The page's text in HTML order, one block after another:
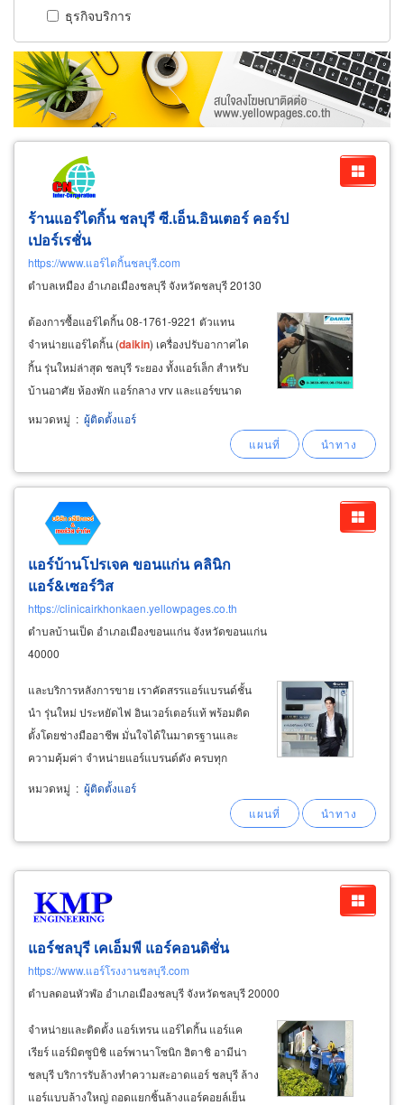
ธุรกิจบริการ
ร้านแอร์ไดกิ้น ชลบุรี ซี.เอ็น.อินเตอร์ คอร์ป
เปอร์เรชั่น
https://www.แอร์ไดกิ้นชลบุรี.com
ตำบลเหมือง อำเภอเมืองชลบุรี จังหวัดชลบุรี 20130
ต้องการซื้อแอร์ไดกิ้น 08-1761-9221 ตัวแทน
จำหน่ายแอร์ไดกิ้น (daikin) เครื่องปรับอากาศได
กิ้น รุ่นใหม่ล่าสุด ชลบุรี ระยอง ทั้งแอร์เล็ก สำหรับ
บ้านอาศัย ห้องพัก แอร์กลาง vrv และแอร์ขนาด
ใหญ่สำหรับ ภัตตาคาร ร้านอาหารศูนย์อาหาร ห้อง
ประชุมสัมนา โรงแรม ห้องประชุม ห้องจัดเลี้ยง
หมวดหมู่ : ผู้ติดตั้งแอร์
แอร์บ้านโปรเจค ขอนแก่น คลินิก
แอร์&เซอร์วิส
https://clinicairkhonkaen.yellowpages.co.th
ตำบลบ้านเป็ด อำเภอเมืองขอนแก่น จังหวัดขอนแก่น
40000
และบริการหลังการขาย เราคัดสรรแอร์แบรนด์ชั้น
นำ รุ่นใหม่ ประหยัดไฟ อินเวอร์เตอร์แท้ พร้อมติด
ตั้งโดยช่างมืออาชีพ มั่นใจได้ในมาตรฐานและ
ความคุ้มค่า จำหน่ายแอร์แบรนด์ดัง ครบทุก
ยี่ห้อ เรามีแอร์ให้เลือกหลากหลายแบรนด์ ต้องการ
ยี่ห้อไหน รุ่นไหน สอบถามได้เลย ทีมงานพร้อม
daikin
หมวดหมู่ : ผู้ติดตั้งแอร์
แอร์ชลบุรี เคเอ็มพี แอร์คอนดิชั่น
https://www.แอร์โรงงานชลบุรี.com
ตำบลดอนหัวฬ่อ อำเภอเมืองชลบุรี จังหวัดชลบุรี 20000
จำหน่ายและติดตั้ง แอร์เทรน แอร์ไดกิ้น แอร์แค
เรียร์ แอร์มิตซูบิชิ แอร์พานาโซนิก ฮิตาชิ อามีน่า
ชลบุรี บริการรับล้างทำความสะอาดแอร์ ชลบุรี ล้าง
แอร์แบบล้างใหญ่ ถอดแยกชิ้นล้างแอร์คอยล์เย็น